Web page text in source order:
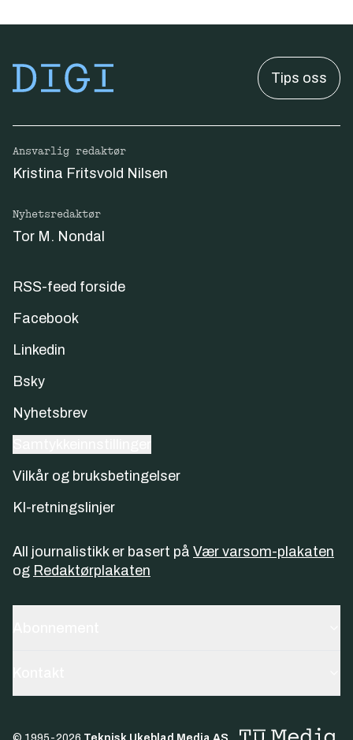
Tips oss
Ansvarlig redaktør
Kristina Fritsvold Nilsen
Nyhetsredaktør
Tor M. Nondal
RSS-feed forside
Facebook
Linkedin
Bsky
Nyhetsbrev
Vilkår og bruksbetingelser
KI-retningslinjer
All journalistikk er basert på Vær varsom-plakaten
og Redaktørplakaten